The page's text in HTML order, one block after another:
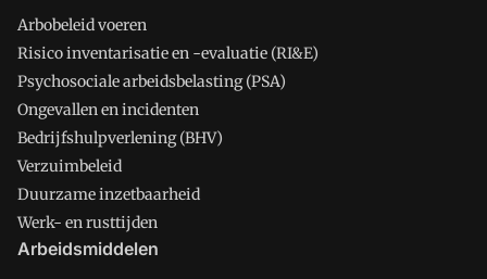
Arbobeleid voeren
Risico inventarisatie en -evaluatie (RI&E)
Psychosociale arbeidsbelasting (PSA)
Ongevallen en incidenten
Bedrijfshulpverlening (BHV)
Verzuimbeleid
Duurzame inzetbaarheid
Werk- en rusttijden
Arbeidsmiddelen